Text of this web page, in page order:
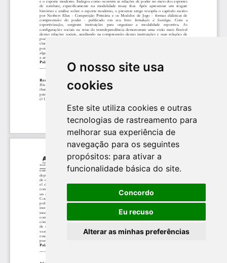
O nosso site usa
cookies
Este site utiliza cookies e outras
tecnologias de rastreamento para
melhorar sua experiência de
navegação para os seguintes
propósitos: para ativar a
funcionalidade básica do site.
Concordo
Eu recuso
Alterar as minhas preferências